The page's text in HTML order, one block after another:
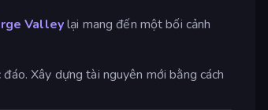
Valleylại mang đến một bối cảnh
Xây dựng tài nguyên mới bằng cách